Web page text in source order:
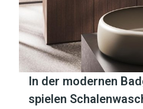
In der modernen
spielen